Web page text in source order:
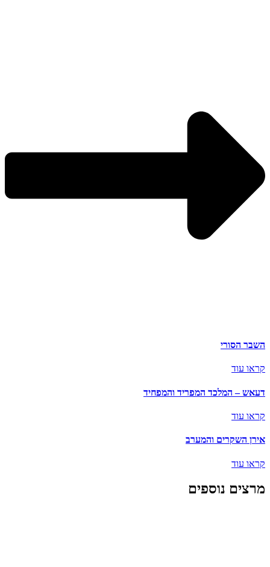
השבר הסורי
קראו עוד
דעאש – המלכד המפריד והמפחיד
קראו עוד
אירן השקרים והמערב
קראו עוד
מרצים נוספים